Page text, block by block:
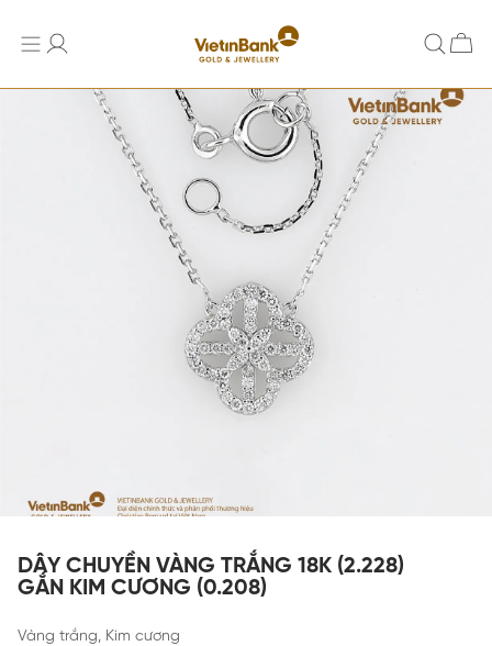
DÂY CHUYỀN VÀNG TRẮNG 18K (2.228)
GẮN KIM CƯƠNG (0.208)
Vàng trắng, Kim cương